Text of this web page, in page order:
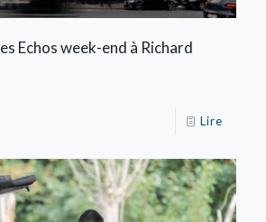
Echos week-end à Richard
Lire